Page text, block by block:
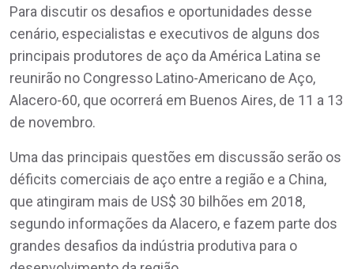
Para discutir os desafios e oportunidades desse
cenário, especialistas e executivos de alguns dos
principais produtores de aço da América Latina se
reunirão no Congresso Latino-Americano de Aço,
Alacero-60, que ocorrerá em Buenos Aires, de 11 a 13
de novembro.
Uma das principais questões em discussão serão os
déficits comerciais de aço entre a região e a China,
que atingiram mais de US$ 30 bilhões em 2018,
segundo informações da Alacero, e fazem parte dos
grandes desafios da indústria produtiva para o